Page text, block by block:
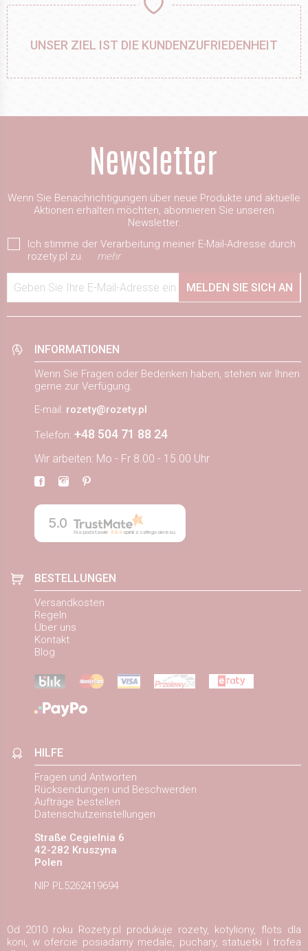
UNSER ZIEL IST DIE KUNDENZUFRIEDENHEIT
Wenn Sie Benachrichtigungen über neue Produkte und aktuelle
Aktionen erhalten möchten, abonnieren Sie unseren
Newsletter.
Ich stimme der Verarbeitung meiner E-Mail-Adresse durch
rozety.pl zu.
mehr
Geben Sie Ihre E-Mail-Adresse ein MELDEN SIE SICH AN
INFORMATIONEN
Wenn Sie Fragen oder Bedenken haben, stehen wir Ihnen
gerne zur Verfügung.
E-mail: rozety@rozety.pl
Telefon: +48 504 71 88 24
Wir arbeiten: Mo - Fr 8.00 - 15.00 Uhr
5.0
Na podstawie 884opinii z całego okresu
BESTELLUNGEN
Versandkosten
Regeln
Über uns
Kontakt
Blog
HILFE
Fragen und Antworten
Rücksendungen und Beschwerden
Aufträge bestellen
Datenschutzeinstellungen
Straße Cegielnia 6
42-282 Kruszyna
Polen
NIP PL5262419694
Od 2010 roku Rozety.pl produkuje rozety, kotyliony, flots dla
koni, w ofercie posiadamy medale, puchary, statuetki i trofea